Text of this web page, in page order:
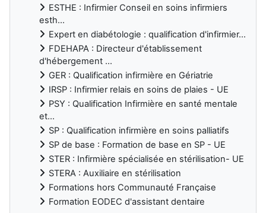
ESTHE : Infirmier Conseil en soins infirmiers
esth...
Expert en diabétologie : qualification d'infirmier...
FDEHAPA : Directeur d'établissement
d'hébergement ...
GER : Qualification infirmière en Gériatrie
IRSP : Infirmier relais en soins de plaies - UE
PSY : Qualification Infirmière en santé mentale
et...
SP : Qualification infirmière en soins palliatifs
SP de base : Formation de base en SP - UE
STER : Infirmière spécialisée en stérilisation- UE
STERA : Auxiliaire en stérilisation
Formations hors Communauté Française
Formation EODEC d'assistant dentaire